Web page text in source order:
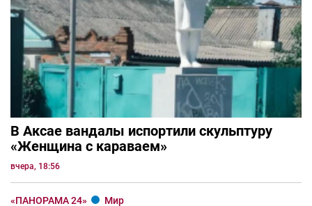
В Аксае вандалы испортили скульптуру
«Женщина с караваем»
вчера, 18:56
«ПАНОРАМА 24» Мир